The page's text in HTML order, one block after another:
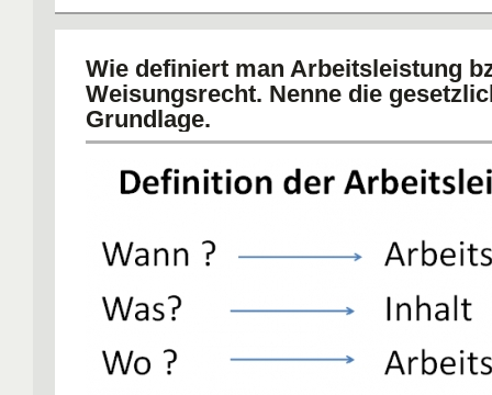
Wie definiert man Arbeitsleistung
Weisungsrecht. Nenne die
Grundlage.